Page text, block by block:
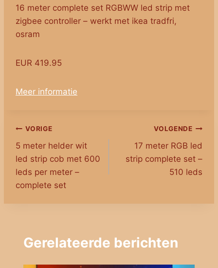
16 meter complete set RGBWW led strip met
zigbee controller – werkt met ikea tradfri,
osram
EUR 419.95
Meer informatie
Bericht
navigatie
VORIGE
5 meter helder wit
led strip cob met 600
leds per meter –
complete set
VOLGENDE
17 meter RGB led
strip complete set –
510 leds
Gerelateerde berichten